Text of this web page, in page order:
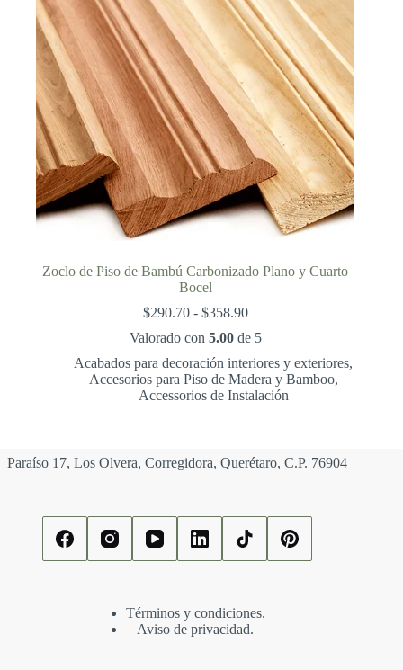
Zoclo de Piso de Bambú Carbonizado Plano y Cuarto
Bocel
$290.70 - $358.90Rango
precios:
desde
$290.70
hasta
Valorado con 5.00de 5
Acabados para decoración interiores y exteriores,
Accesorios para Piso de Madera y Bamboo,
Accessorios de Instalación
Paraíso 17, Los Olvera, Corregidora, Querétaro, C.P. 76904
Términos y condiciones.
Aviso de privacidad.